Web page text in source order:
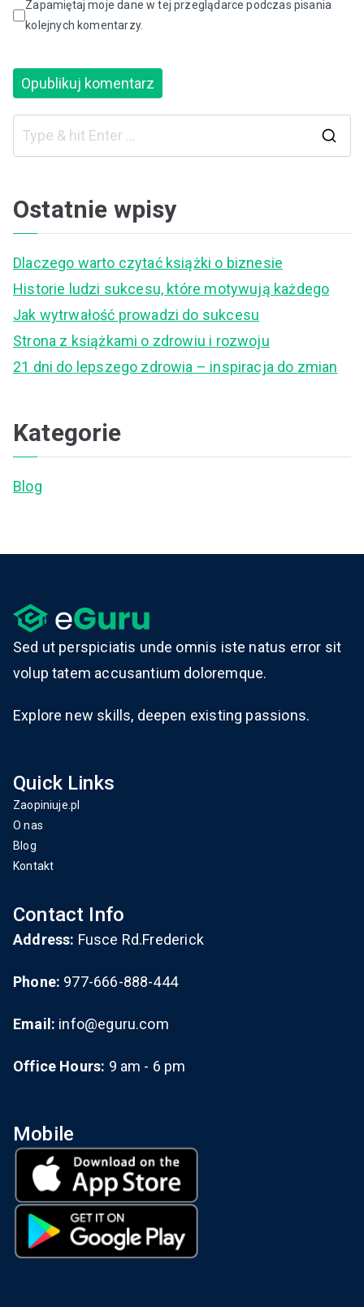
Zapamiętaj moje dane w tej przeglądarce podczas pisania
kolejnych komentarzy.
Ostatnie wpisy
Dlaczego warto czytać książki o biznesie
Historie ludzi sukcesu, które motywują każdego
Jak wytrwałość prowadzi do sukcesu
Strona z książkami o zdrowiu i rozwoju
21 dni do lepszego zdrowia – inspiracja do zmian
Kategorie
Blog
Sed ut perspiciatis unde omnis iste natus error sit
volup tatem accusantium doloremque.
Explore new skills, deepen existing passions.
Quick Links
Zaopiniuje.pl
O nas
Blog
Kontakt
Contact Info
Address: Fusce Rd.Frederick
Phone: 977-666-888-444
Email: info@eguru.com
Office Hours: 9 am - 6 pm
Mobile